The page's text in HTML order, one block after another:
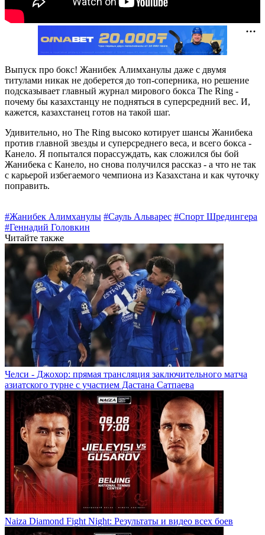
Выпуск про бокс! Жанибек Алимханулы даже с двумя
титулами никак не доберется до топ-соперника, но решение
подсказывает главный журнал мирового бокса The Ring -
почему бы казахстанцу не подняться в суперсредний вес. И,
кажется, казахстанец готов на такой шаг.
Удивительно, но The Ring высоко котирует шансы Жанибека
против главной звезды и суперсреднего веса, и всего бокса -
Канело. Я попытался порассуждать, как сложился бы бой
Жанибека с Канело, но снова получился рассказ - а что не так
с карьерой избегаемого чемпиона из Казахстана и как чуточку
поправить.
#Жанибек Алимханулы #Сауль Альварес #Спорт Шредингера
#Геннадий Головкин
Читайте также
Челси - Джохор: прямая трансляция заключительного матча
азиатского турне с участием Дастана Сатпаева
Naiza Diamond Fight Night: Результаты и видео всех боев